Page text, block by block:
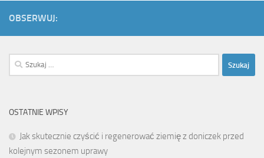
OBSERWUJ:
Szukaj:
OSTATNIE WPISY
Jak skutecznie czyścić i regenerować ziemię z doniczek przed
kolejnym sezonem uprawy